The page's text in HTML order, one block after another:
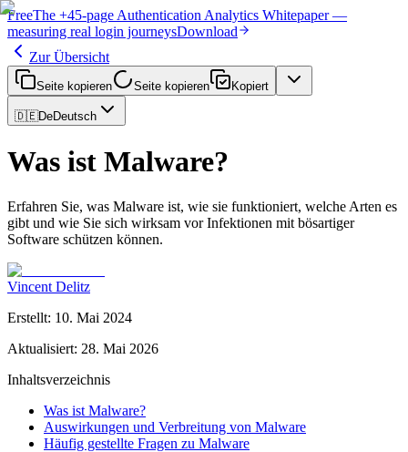
FreeThe +45-page Authentication Analytics Whitepaper —
measuring real login journeysDownload
Zur Übersicht
Seite kopieren Seite kopieren Kopiert
🇩🇪DeDeutsch
Was ist Malware?
Erfahren Sie, was Malware ist, wie sie funktioniert, welche Arten es
gibt und wie Sie sich wirksam vor Infektionen mit bösartiger
Software schützen können.
Vincent Delitz
Erstellt: 10. Mai 2024
Aktualisiert: 28. Mai 2026
Inhaltsverzeichnis
Was ist Malware?
Auswirkungen und Verbreitung von Malware
Häufig gestellte Fragen zu Malware